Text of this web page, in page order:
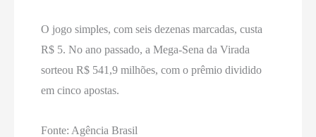
O jogo simples, com seis dezenas marcadas, custa
R$ 5. No ano passado, a Mega-Sena da Virada
sorteou R$ 541,9 milhões, com o prêmio dividido
em cinco apostas.
Fonte: Agência Brasil